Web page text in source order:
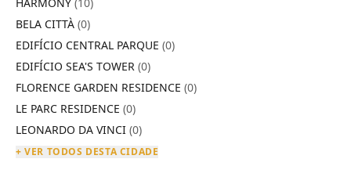
HARMONY (10)
BELA CITTÀ (0)
EDIFÍCIO CENTRAL PARQUE (0)
EDIFÍCIO SEA'S TOWER (0)
FLORENCE GARDEN RESIDENCE (0)
LE PARC RESIDENCE (0)
LEONARDO DA VINCI (0)
+ VER TODOS DESTA CIDADE